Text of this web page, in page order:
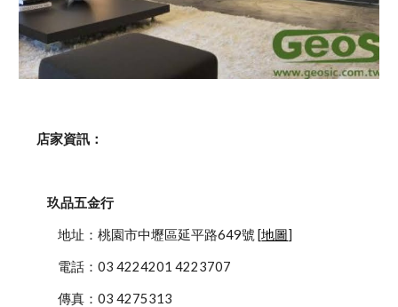
    店家資訊：
玖品五金行
            地址：桃園市中壢區延平路649號 [
地圖]
            電話：03 4224201 4223707
            傳真：03 4275313